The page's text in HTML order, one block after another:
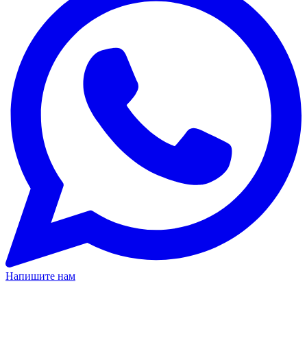
Напишите нам